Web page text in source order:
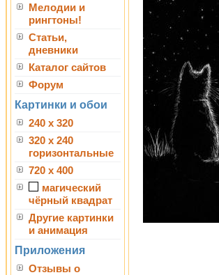
Мелодии и
рингтоны!
Статьи,
дневники
Каталог сайтов
Форум
Картинки и обои
240 x 320
320 x 240
горизонтальные
720 x 400
магический
чёрный квадрат
Другие картинки
и анимация
Приложения
Отзывы о